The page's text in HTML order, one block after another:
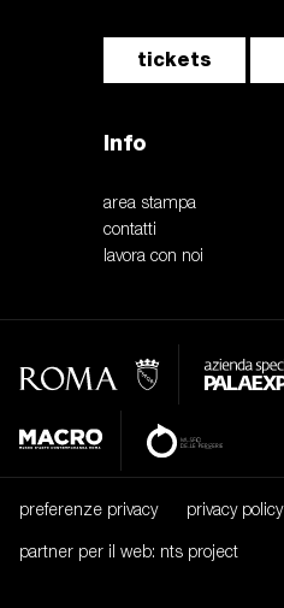
tickets
Info
area stampa
contatti
lavora con noi
preferenze privacy privacy policy
partner per il web: nts project